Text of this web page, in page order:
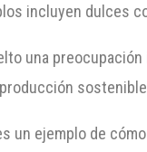
incluyen dulces
una
un ejemplo de